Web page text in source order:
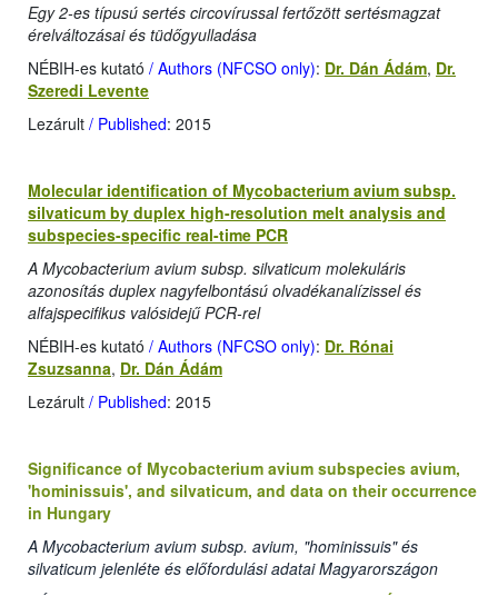
Egy 2-es típusú sertés circovírussal fertőzött sertésmagzat
érelváltozásai és tüdőgyulladása
NÉBIH-es kutató / Authors (NFCSO only): Dr. Dán Ádám, Dr.
Szeredi Levente
Lezárult / Published: 2015
Molecular identification of Mycobacterium avium subsp.
silvaticum by duplex high-resolution melt analysis and
subspecies-specific real-time PCR
A Mycobacterium avium subsp. silvaticum molekuláris
azonosítás duplex nagyfelbontású olvadékanalízissel és
alfajspecifikus valósidejű PCR-rel
NÉBIH-es kutató / Authors (NFCSO only): Dr. Rónai
Zsuzsanna, Dr. Dán Ádám
Lezárult / Published: 2015
Significance of Mycobacterium avium subspecies avium,
'hominissuis', and silvaticum, and data on their occurrence
in Hungary
A Mycobacterium avium subsp. avium, "hominissuis" és
silvaticum jelenléte és előfordulási adatai Magyarországon